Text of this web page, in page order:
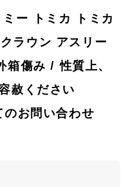
ー トミカ トミカ
ラウン アスリー
箱傷み / 性質上、
赦ください
お問い合わせ